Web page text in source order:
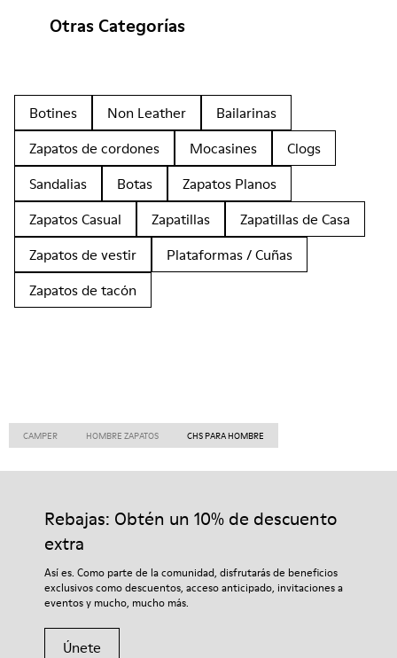
Otras Categorías
Botines Non Leather
Bailarinas
Zapatos de cordones
Mocasines
Clogs
Sandalias
Botas
Zapatos Planos
Zapatos Casual
Zapatillas
Zapatillas de Casa
Zapatos de vestir
Plataformas / Cuñas
Zapatos de tacón
CAMPER HOMBRE ZAPATOS CHS PARA HOMBRE
Rebajas: Obtén un 10% de descuento
extra
Así es. Como parte de la comunidad, disfrutarás de beneficios
exclusivos como descuentos, acceso anticipado, invitaciones a
eventos y mucho, mucho más.
Únete